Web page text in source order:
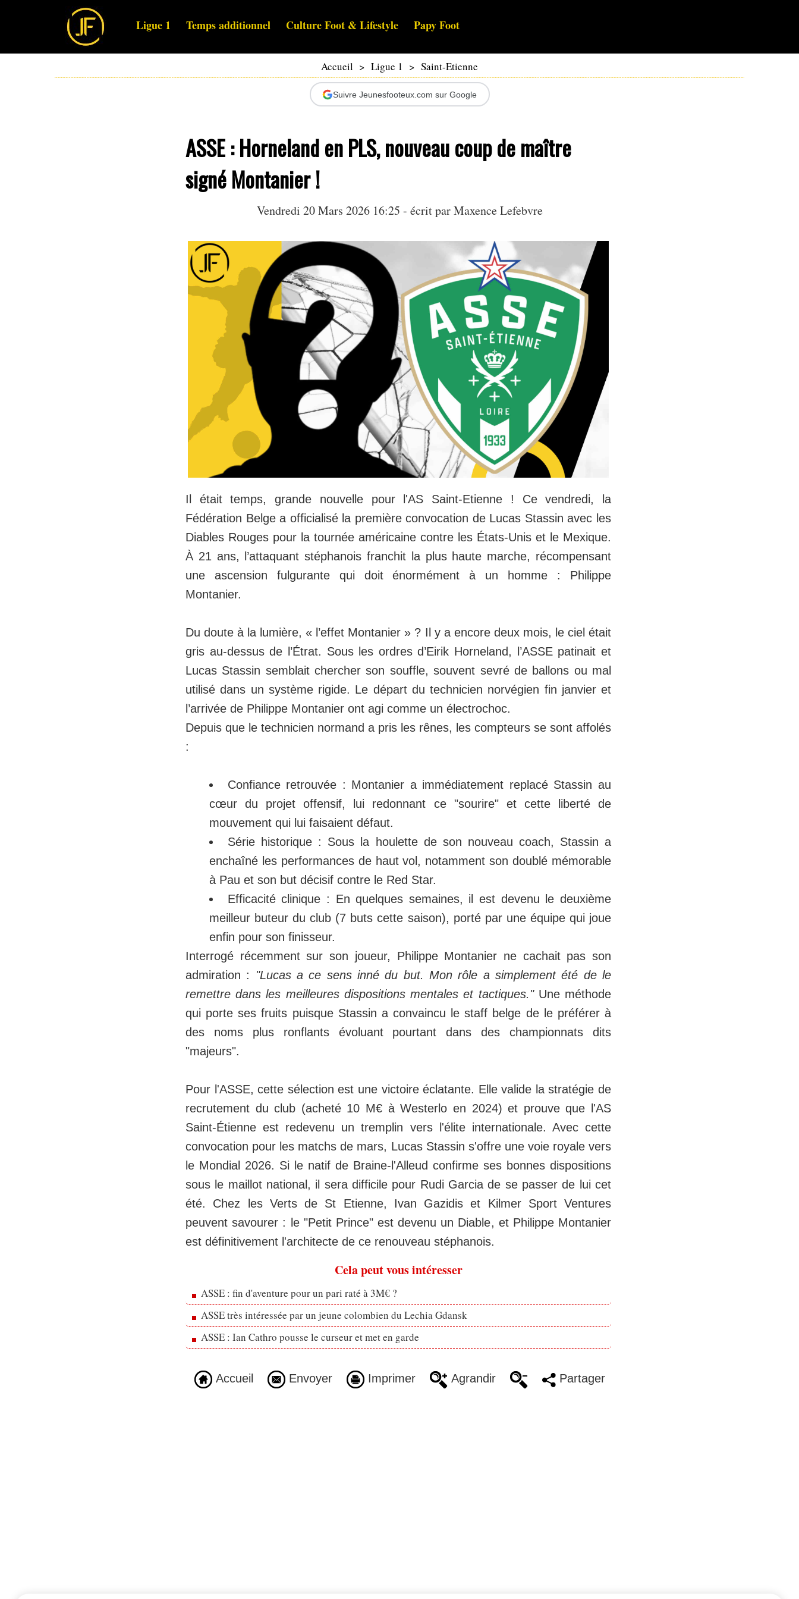
Ligue 1 Temps additionnel Culture Foot & Lifestyle Papy Foot
Accueil > Ligue 1 > Saint-Etienne
Suivre Jeunesfooteux.com sur Google
ASSE : Horneland en PLS, nouveau coup de maître
signé Montanier !
Vendredi 20 Mars 2026 16:25 - écrit par Maxence Lefebvre
Il était temps, grande nouvelle pour l'AS Saint-Etienne ! Ce vendredi, la
Fédération Belge a officialisé la première convocation de Lucas Stassin avec les
Diables Rouges pour la tournée américaine contre les États-Unis et le Mexique.
À 21 ans, l’attaquant stéphanois franchit la plus haute marche, récompensant
une ascension fulgurante qui doit énormément à un homme : Philippe
Montanier.
Du doute à la lumière, « l’effet Montanier » ? Il y a encore deux mois, le ciel était
gris au-dessus de l’Étrat. Sous les ordres d’Eirik Horneland, l’ASSE patinait et
Lucas Stassin semblait chercher son souffle, souvent sevré de ballons ou mal
utilisé dans un système rigide. Le départ du technicien norvégien fin janvier et
l’arrivée de Philippe Montanier ont agi comme un électrochoc.
Depuis que le technicien normand a pris les rênes, les compteurs se sont affolés
:
Confiance retrouvée : Montanier a immédiatement replacé Stassin au
cœur du projet offensif, lui redonnant ce "sourire" et cette liberté de
mouvement qui lui faisaient défaut.
Série historique : Sous la houlette de son nouveau coach, Stassin a
enchaîné les performances de haut vol, notamment son doublé mémorable
à Pau et son but décisif contre le Red Star.
Efficacité clinique : En quelques semaines, il est devenu le deuxième
meilleur buteur du club (7 buts cette saison), porté par une équipe qui joue
enfin pour son finisseur.
Interrogé récemment sur son joueur, Philippe Montanier ne cachait pas son
admiration :
"Lucas a ce sens inné du but. Mon rôle a simplement été de le
remettre dans les meilleures dispositions mentales et tactiques."Une méthode
qui porte ses fruits puisque Stassin a convaincu le staff belge de le préférer à
des noms plus ronflants évoluant pourtant dans des championnats dits
"majeurs".
Pour l'ASSE, cette sélection est une victoire éclatante. Elle valide la stratégie de
recrutement du club (acheté 10 M€ à Westerlo en 2024) et prouve que l'AS
Saint-Étienne est redevenu un tremplin vers l'élite internationale. Avec cette
convocation pour les matchs de mars, Lucas Stassin s'offre une voie royale vers
le Mondial 2026. Si le natif de Braine-l'Alleud confirme ses bonnes dispositions
sous le maillot national, il sera difficile pour Rudi Garcia de se passer de lui cet
été. Chez les Verts de St Etienne, Ivan Gazidis et Kilmer Sport Ventures
peuvent savourer : le "Petit Prince" est devenu un Diable, et Philippe Montanier
est définitivement l'architecte de ce renouveau stéphanois.
Cela peut vous intéresser
ASSE : fin d'aventure pour un pari raté à 3M€ ?
ASSE très intéressée par un jeune colombien du Lechia Gdansk
ASSE : Ian Cathro pousse le curseur et met en garde
Accueil Envoyer Imprimer Agrandir Partager